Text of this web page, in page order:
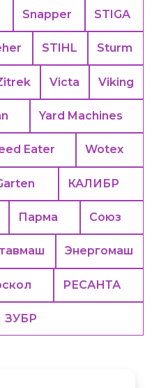
Snapper STIGA
STIHL Sturm
Victa Viking
Yard Machines
Eater Wotex
КАЛИБР
Парма Союз
Энергомаш
РЕСАНТА
ЗУБР